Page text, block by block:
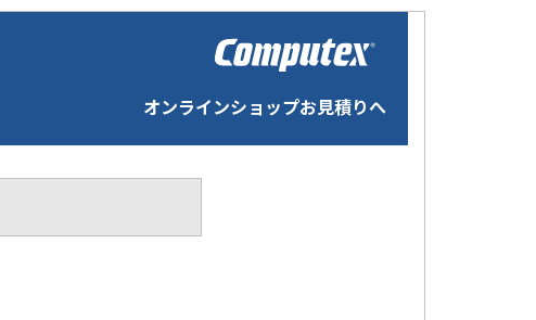
オンラインショップお見積りへ